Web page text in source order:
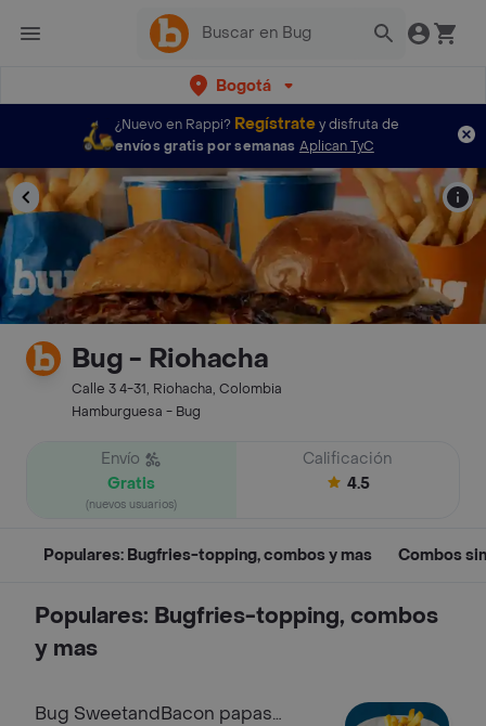
Bogotá
¿Nuevo en Rappi? Regístratey disfruta de
envíos gratis por semanas Aplican TyC
Bug - Riohacha
Calle 3 4-31, Riohacha, Colombia
Hamburguesa - Bug
Envío
Gratis
(nuevos usuarios)
Calificación
4.5
Populares: Bugfries-topping, combos y mas Combos
Populares: Bugfries-topping, combos
y mas
Bug SweetandBacon papas